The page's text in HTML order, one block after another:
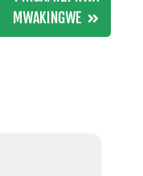
MWAKINGWE